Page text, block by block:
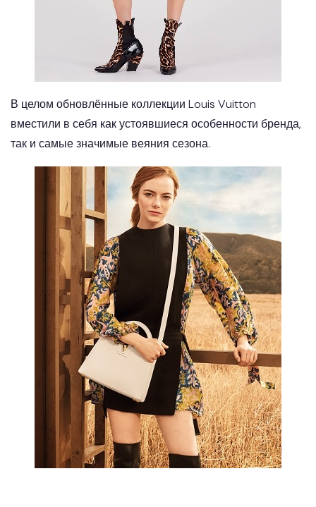
В целом обновлённые коллекции Louis Vuitton
вместили в себя как устоявшиеся особенности бренда,
так и самые значимые веяния сезона.